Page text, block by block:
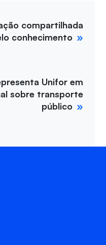
compartilhada
conhecimento
Unifor em
sobre transporte
público